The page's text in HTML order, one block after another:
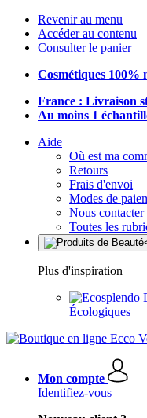
Revenir au menu
Accéder au contenu
Consulter le panier
Cosmétiques 100%
France : Livraison
Au moins 1
Aide
Où est ma
Retours
Frais d'envoi
Modes de
Nous contacter
Toutes les
Plus d'inspiration
Écologiques
Mon compte
Identifiez-vous